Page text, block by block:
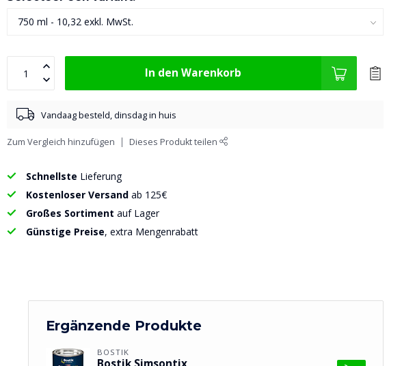
In den Warenkorb
Vandaag besteld, dinsdag in huis
Zum Vergleich hinzufügen Dieses Produkt teilen
Schnellste Lieferung
Kostenloser Versand ab 125€
Großes Sortiment auf Lager
Günstige Preise, extra Mengenrabatt
Ergänzende Produkte
BOSTIK